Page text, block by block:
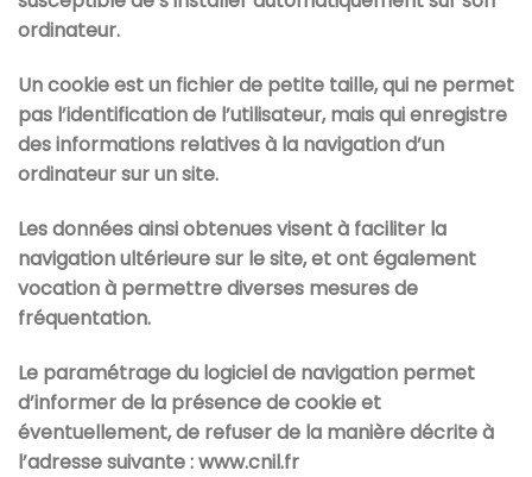
ordinateur.
Un cookie est un fichier de petite taille, qui ne permet
pas l’identification de l’utilisateur, mais qui enregistre
des informations relatives à la navigation d’un
ordinateur sur un site.
Les données ainsi obtenues visent à faciliter la
navigation ultérieure sur le site, et ont également
vocation à permettre diverses mesures de
fréquentation.
Le paramétrage du logiciel de navigation permet
d’informer de la présence de cookie et
éventuellement, de refuser de la manière décrite à
l’adresse suivante : www.cnil.fr